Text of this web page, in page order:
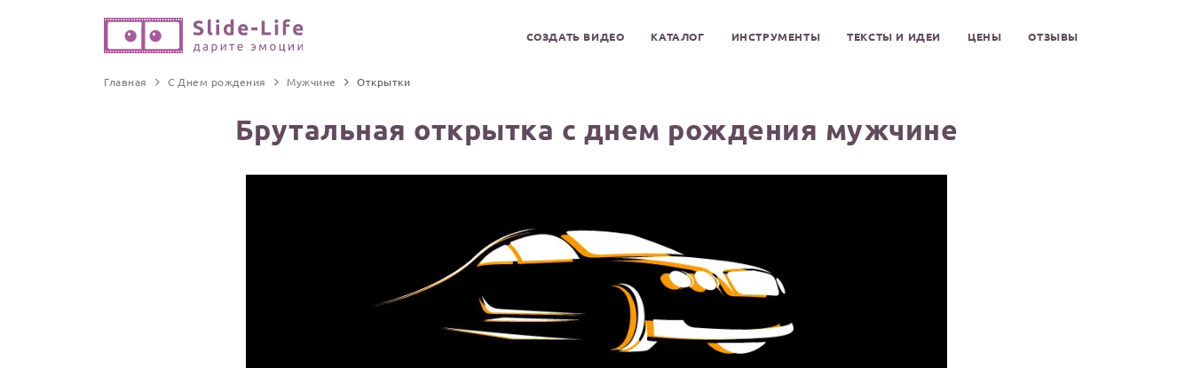
СОЗДАТЬ ВИДЕО КАТАЛОГ ИНСТРУМЕНТЫ ТЕКСТЫ И ИДЕИ ЦЕНЫ ОТЗЫВЫ
Главная С Днем рождения Мужчине Открытки
Брутальная открытка с днем рождения мужчине